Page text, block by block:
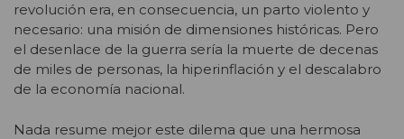
revolución era, en consecuencia, un parto violento y
necesario: una misión de dimensiones históricas. Pero
el desenlace de la guerra sería la muerte de decenas
de miles de personas, la hiperinflación y el descalabro
de la economía nacional.
Nada resume mejor este dilema que una hermosa